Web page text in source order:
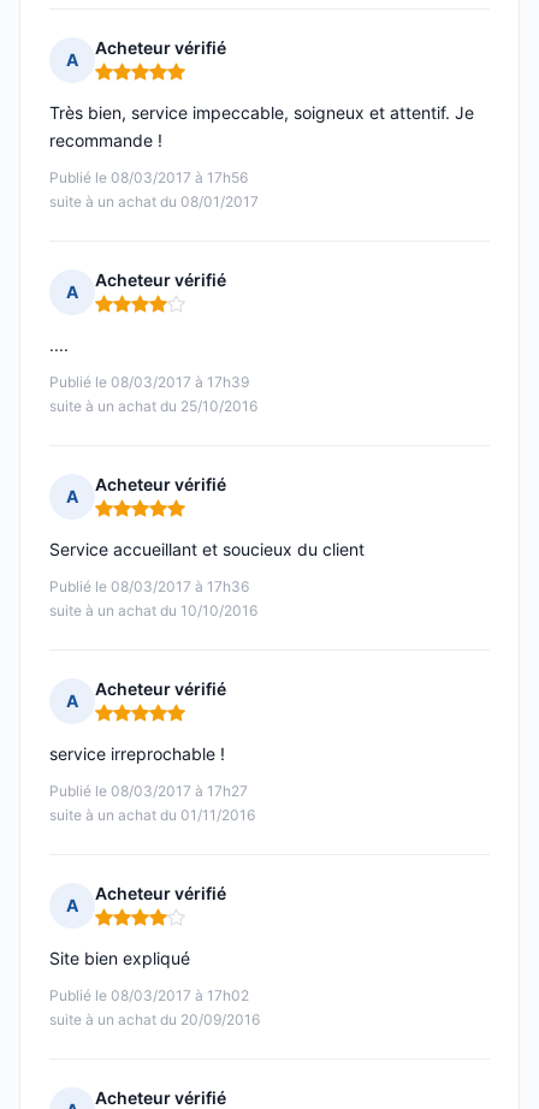
A
Acheteur vérifié
Note : 5 sur 5
Publié le 08/03/2017 à 17h56
suite à un achat du 08/01/2017
Très bien, service impeccable, soigneux et attentif. Je
recommande !
A
Acheteur vérifié
Note : 4 sur 5
Publié le 08/03/2017 à 17h39
suite à un achat du 25/10/2016
....
A
Acheteur vérifié
Note : 5 sur 5
Publié le 08/03/2017 à 17h36
suite à un achat du 10/10/2016
Service accueillant et soucieux du client
A
Acheteur vérifié
Note : 5 sur 5
Publié le 08/03/2017 à 17h27
suite à un achat du 01/11/2016
service irreprochable !
A
Acheteur vérifié
Note : 4 sur 5
Publié le 08/03/2017 à 17h02
suite à un achat du 20/09/2016
Site bien expliqué
Acheteur vérifié